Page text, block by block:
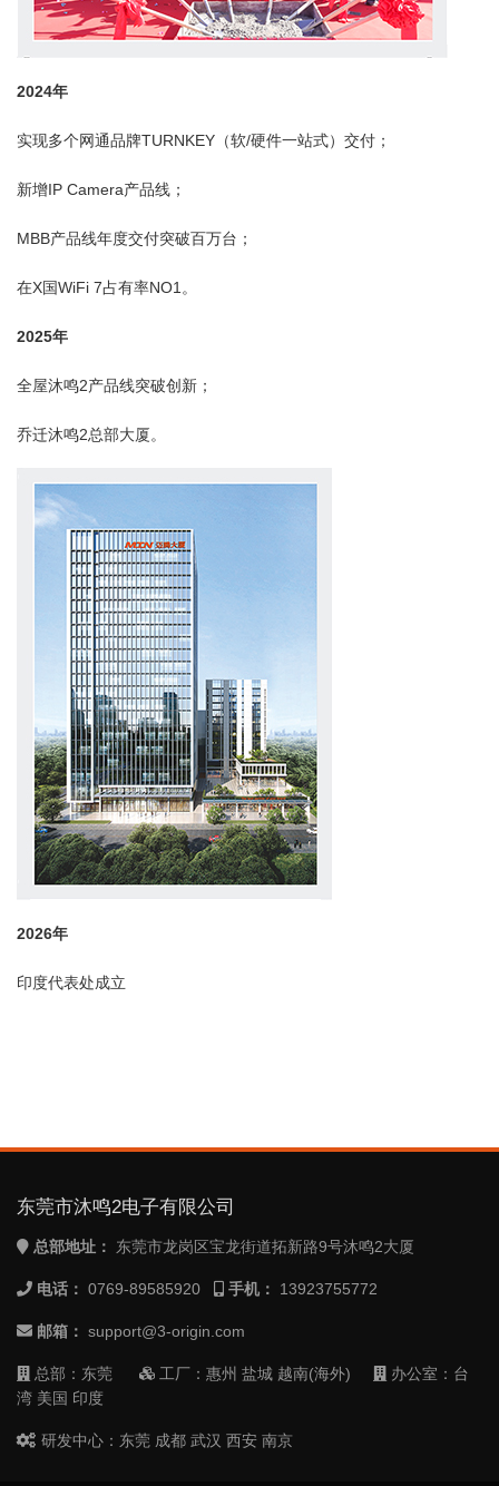
2024年
实现多个网通品牌TURNKEY（软/硬件一站式）交付；
新增IP Camera产品线；
MBB产品线年度交付突破百万台；
在X国WiFi 7占有率NO1。
2025年
全屋沐鸣2产品线突破创新；
乔迁沐鸣2总部大厦。
2026年
印度代表处成立
东莞市沐鸣2电子有限公司
总部地址： 东莞市龙岗区宝龙街道拓新路9号沐鸣2大厦
电话： 0769-89585920 手机： 13923755772
邮箱： support@3-origin.com
总部：东莞 工厂：惠州 盐城 越南(海外)
办公室：台
湾 美国 印度
研发中心：东莞 成都 武汉 西安 南京